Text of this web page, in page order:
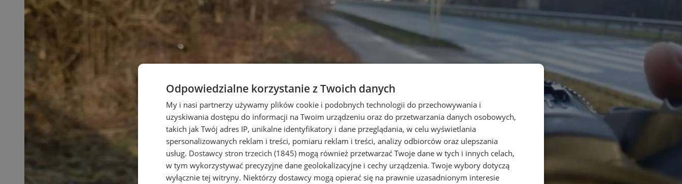
Odpowiedzialne korzystanie z Twoich danych
My i nasi partnerzy używamy plików cookie i podobnych technologii do przechowywania i
uzyskiwania dostępu do informacji na Twoim urządzeniu oraz do przetwarzania danych osobowych,
takich jak Twój adres IP, unikalne identyfikatory i dane przeglądania, w celu wyświetlania
spersonalizowanych reklam i treści, pomiaru reklam i treści, analizy odbiorców oraz ulepszania
usług. Dostawcy stron trzecich (1845) mogą również przetwarzać Twoje dane w tych i innych celach,
w tym wykorzystywać precyzyjne dane geolokalizacyjne i cechy urządzenia. Twoje wybory dotyczą
wyłącznie tej witryny. Niektórzy dostawcy mogą opierać się na prawnie uzasadnionym interesie